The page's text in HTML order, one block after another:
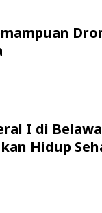
I di
Hidup